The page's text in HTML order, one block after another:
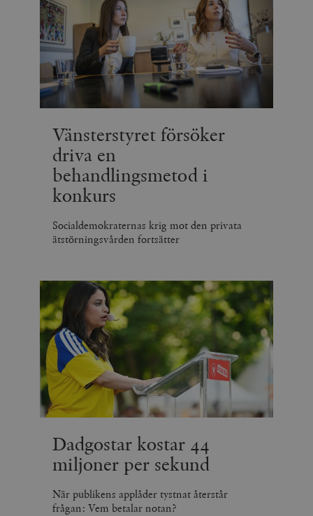
Vänsterstyret försöker
driva en
behandlingsmetod i
konkurs
Socialdemokraternas krig mot den privata
ätstörningsvården fortsätter
Dadgostar kostar 44
miljoner per sekund
När publikens applåder tystnat återstår
frågan: Vem betalar notan?